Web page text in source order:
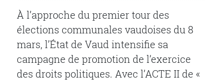
À l’approche du premier tour des
élections communales vaudoises du 8
mars, l’État de Vaud intensifie sa
campagne de promotion de l’exercice
des droits politiques. Avec l’ACTE II de «